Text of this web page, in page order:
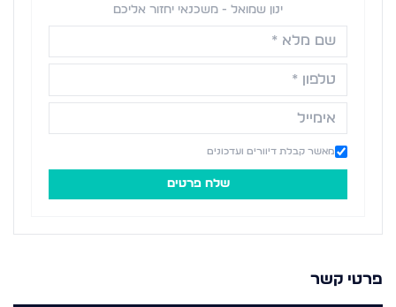
ינון שמואל - משכנאי יחזור אליכם
מאשר קבלת דיוורים ועדכונים
שלח פרטים
פרטי קשר